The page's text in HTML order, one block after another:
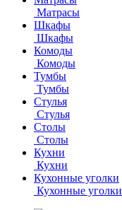
Матрасы
Шкафы
Шкафы
Комоды
Комоды
Тумбы
Тумбы
Стулья
Стулья
Столы
Столы
Кухни
Кухни
Кухонные уголки
Кухонные уголки